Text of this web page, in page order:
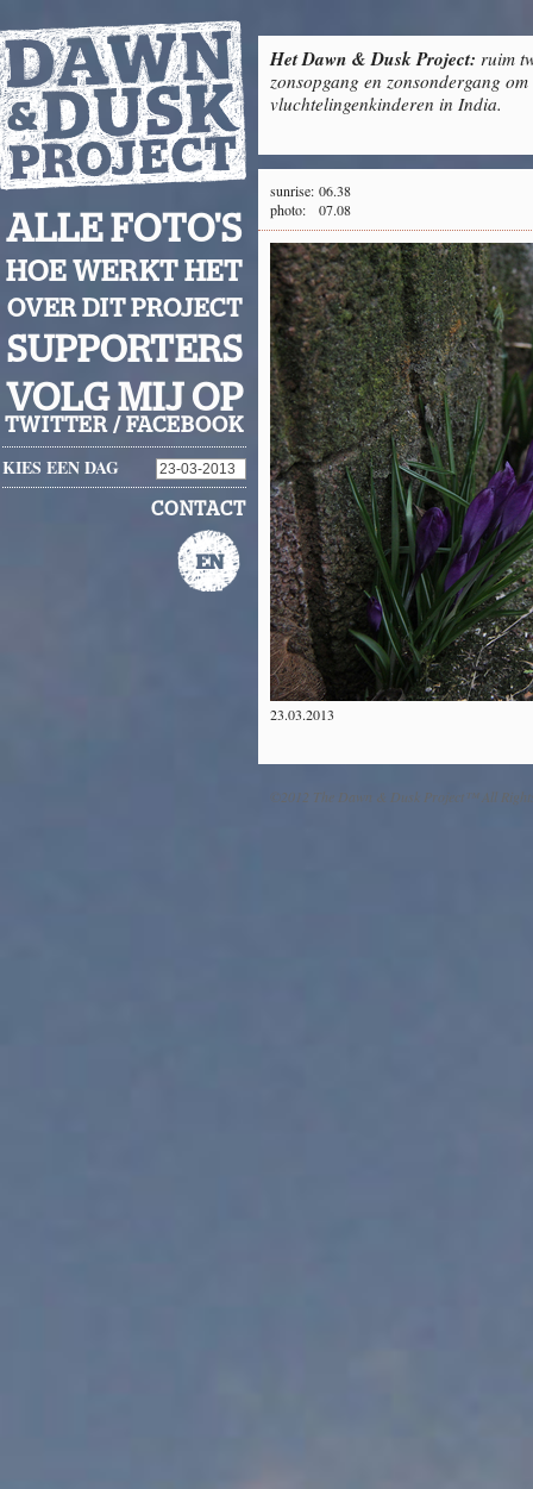
Het Dawn & Dusk Project: ruim
zonsopgang en zonsondergang
vluchtelingenkinderen in India.
ALLE FOTO'S
HOE WERKT HET
OVER DIT PROJECT
SUPPORTERS
VOLG MIJ OP
TWITTER / FACEBOOK
KIES EEN DAG
CONTACT
sunrise: 06.38
photo:
07.08
23.03.2013
©2012 The Dawn & Dusk Project™ All